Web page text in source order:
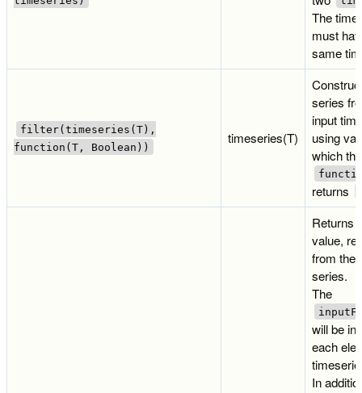
The
must
same
filter(timeseries(T),
function(T, Boolean))
timeseries(T)
series
input
using
which
returns
Returns
value,
from the
series.
The
will be
each
In